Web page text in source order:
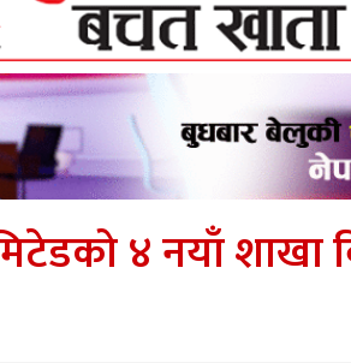
४ नयाँ शाखा